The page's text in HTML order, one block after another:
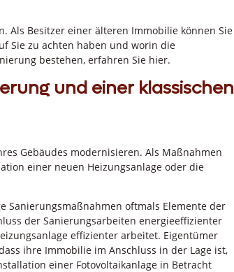
Als Besitzer einer älteren Immobilie können Sie
Sie zu achten haben und worin die
bestehen, erfahren Sie hier.
und einer klassischen
Gebäudes modernisieren. Als Maßnahmen
einer neuen Heizungsanlage oder die
Sanierungsmaßnahmen oftmals Elemente der
der Sanierungsarbeiten energieeffizienter
effizienter arbeitet. Eigentümer
ihre Immobilie im Anschluss in der Lage ist,
einer Fotovoltaikanlage in Betracht